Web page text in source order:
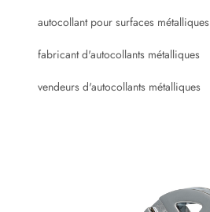
autocollant pour surfaces métalliques
fabricant d'autocollants métalliques
vendeurs d'autocollants métalliques